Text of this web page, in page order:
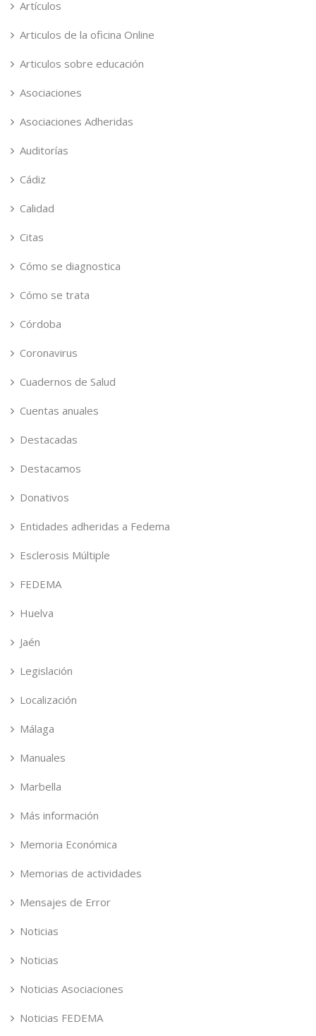
Artículos
Articulos de la oficina Online
Articulos sobre educación
Asociaciones
Asociaciones Adheridas
Auditorías
Cádiz
Calidad
Citas
Cómo se diagnostica
Cómo se trata
Córdoba
Coronavirus
Cuadernos de Salud
Cuentas anuales
Destacadas
Destacamos
Donativos
Entidades adheridas a Fedema
Esclerosis Múltiple
FEDEMA
Huelva
Jaén
Legislación
Localización
Málaga
Manuales
Marbella
Más información
Memoria Económica
Memorias de actividades
Mensajes de Error
Noticias
Noticias
Noticias Asociaciones
Noticias FEDEMA